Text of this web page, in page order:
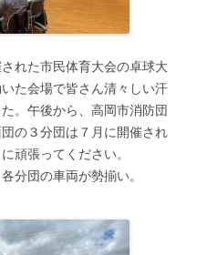
れた市民体育大会の卓球大
た会場で皆さん清々しい汗
。午後から、高岡市消防団
の３分団は７月に開催され
頑張ってください。
分団の車両が勢揃い。